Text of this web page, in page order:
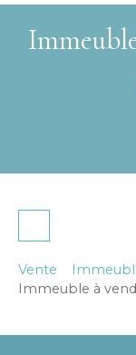
Vente
Immeuble à